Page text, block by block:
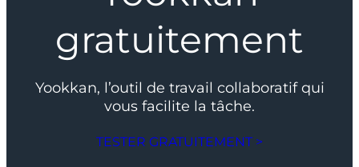
gratuitement
Yookkan, l’outil de travail collaboratif qui
vous facilite la tâche.
TESTER GRATUITEMENT >